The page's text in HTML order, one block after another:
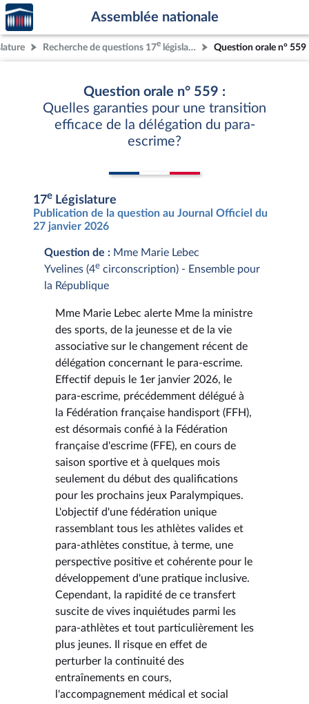
Aller au contenu
Aller en bas de la page
Accèder
à la
page
d'accueil
Assemblée nationale
Recherche de questions 17e législature Question orale n° 559
Question orale n° 559 :
Quelles garanties pour une transition
efficace de la délégation du para-
escrime?
17e Législature
Publication de la question au Journal Officiel du
27 janvier 2026
Question de : Mme Marie Lebec
Yvelines (4e circonscription) - Ensemble pour
la République
Mme Marie Lebec alerte Mme la ministre
des sports, de la jeunesse et de la vie
associative sur le changement récent de
délégation concernant le para-escrime.
Effectif depuis le 1er janvier 2026, le
para-escrime, précédemment délégué à
la Fédération française handisport (FFH),
est désormais confié à la Fédération
française d'escrime (FFE), en cours de
saison sportive et à quelques mois
seulement du début des qualifications
pour les prochains jeux Paralympiques.
L'objectif d'une fédération unique
rassemblant tous les athlètes valides et
para-athlètes constitue, à terme, une
perspective positive et cohérente pour le
développement d'une pratique inclusive.
Cependant, la rapidité de ce transfert
suscite de vives inquiétudes parmi les
para-athlètes et tout particulièrement les
plus jeunes. Il risque en effet de
perturber la continuité des
entraînements en cours,
l'accompagnement médical et social